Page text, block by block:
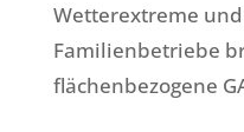
Wetterextreme
Familienbetriebe
flächenbezogene